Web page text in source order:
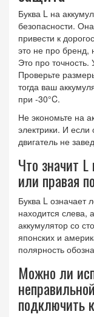
Буква L на
безопасности.
привести к
это не про бренд,
Это про точность.
Проверьте
тогда ваш
при -30°C.
Не экономьте на
электрики. И
двигатель не
Что значит
или правая
Буква L означает
находится слева,
аккумулятор со
японских и
полярность
Можно ли
подключить